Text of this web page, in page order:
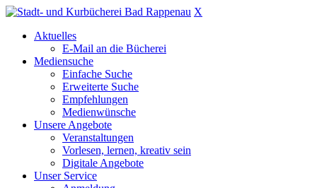
X
Aktuelles
E-Mail an die Bücherei
Mediensuche
Einfache Suche
Erweiterte Suche
Empfehlungen
Medienwünsche
Unsere Angebote
Veranstaltungen
Vorlesen, lernen, kreativ sein
Digitale Angebote
Unser Service